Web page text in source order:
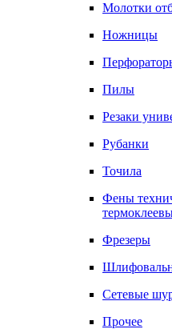
Молотки
Ножницы
Пилы
Резаки
Рубанки
Точила
Фены
Фрезеры
Сетевые
Прочее